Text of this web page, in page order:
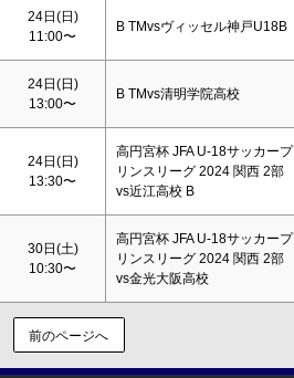
24日(日)
11:00〜
B TMvsヴィッセル神戸U18B
24日(日)
13:00〜
B TMvs清明学院高校
24日(日)
13:30〜
高円宮杯 JFA U-18サッカープ
リンスリーグ 2024 関西 2部
vs近江高校 B
30日(土)
10:30〜
高円宮杯 JFA U-18サッカープ
リンスリーグ 2024 関西 2部
vs金光大阪高校
前のページへ